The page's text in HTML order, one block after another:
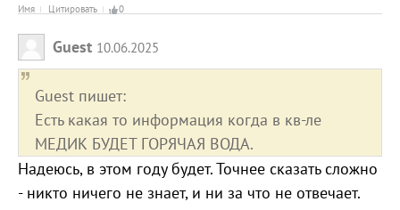
Имя Цитировать 0
Guest 10.06.2025
Guest пишет:
Есть какая то информация когда в кв-ле
МЕДИК БУДЕТ ГОРЯЧАЯ ВОДА.
Надеюсь, в этом году будет. Точнее сказать сложно
- никто ничего не знает, и ни за что не отвечает.